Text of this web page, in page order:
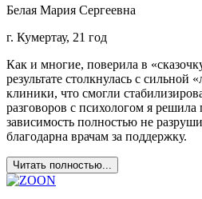
Белая Мария Сергеевна
г. Кумертау, 21 год
Как и многие, поверила в
результате столкнулась с сильной
клиники, что смогли
разговоров с психологом я решила
зависимость полностью не
благодарна врачам за поддержку.
Читать полностью...